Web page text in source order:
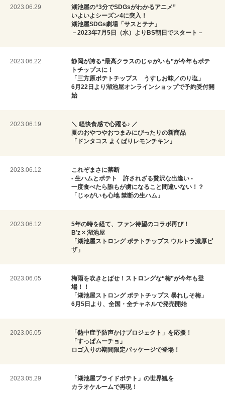
2023.06.29
湖池屋の“3分でSDGsがわかるアニメ”
いよいよシーズン4に突入！
湖池屋SDGs劇場「サスとテナ」
－2023年7月5日（水）よりBS朝日でスタート－
2023.06.22
静岡が誇る“最高クラスのじゃがいも”が今年もポテ
トチップスに！
「三方原ポテトチップス うすしお味／のり塩」
6月22日より湖池屋オンラインショップで予約受付開
始
2023.06.19
＼ 軽快食感で心躍る♪ ／
夏のおやつやおつまみにぴったりの新商品
「ドンタコス よくばりレモンチキン」
2023.06.12
これぞまさに禁断
- 生ハムとポテト 許されざる贅沢な出逢い -
一度食べたら誰もが虜になること間違いない！？
「じゃがいも心地 禁断の生ハム」
2023.06.12
5年の時を経て、ファン待望のコラボ再び！
B’z × 湖池屋
「湖池屋ストロング ポテトチップス ウルトラ濃厚ピ
ザ」
2023.06.05
梅雨を吹きとばせ！ストロングな“梅”が今年も登
場！！
「湖池屋ストロング ポテトチップス 暴れしそ梅」
6月5日より、全国・全チャネルで発売開始
2023.06.05
「熱中症予防声かけプロジェクト」を応援！
「すっぱムーチョ」
ロゴ入りの期間限定パッケージで登場！
2023.05.29
「湖池屋プライドポテト」の世界観を
カラオケルームで再現！